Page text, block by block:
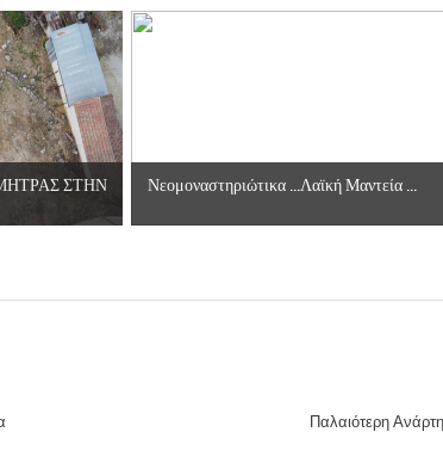
ΣΤΟ ΝΕΟ ΜΟΝΑΣΤΉΡΙ
που χάνονται στον καιρό…
στο Λεοντάρι!
ΣΤΗΝ
Νεομοναστηριώτικα ...Λαϊκή Μαντεία ...
Παλαιότερη